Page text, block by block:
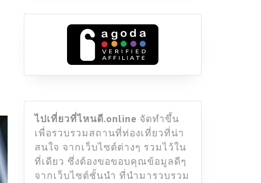
ไปเที่ยวที่ไหนดี.online จัดทำขึ้น
เพื่อรวบรวมสถานที่ท่องเที่ยวที่น่า
สนใจ จากเว็บไซต์ต่างๆ รวมไว้ใน
ที่เดียว ซึ่งต้องขอขอบคุณข้อมูลดีๆ
จากเว็บไซต์ชั้นนำ ที่นำมารวบรวม